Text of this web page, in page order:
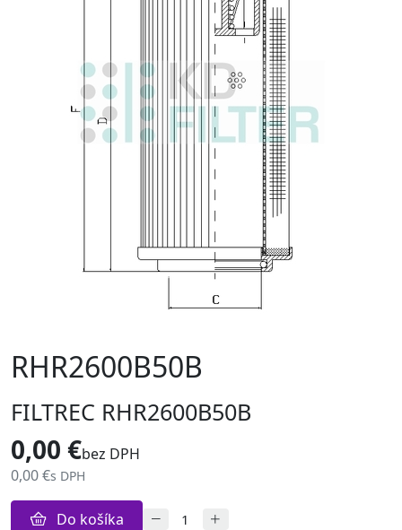
RHR2600B50B
FILTREC RHR2600B50B
0,00 €bez DPH
0,00 €s DPH
Do košíka